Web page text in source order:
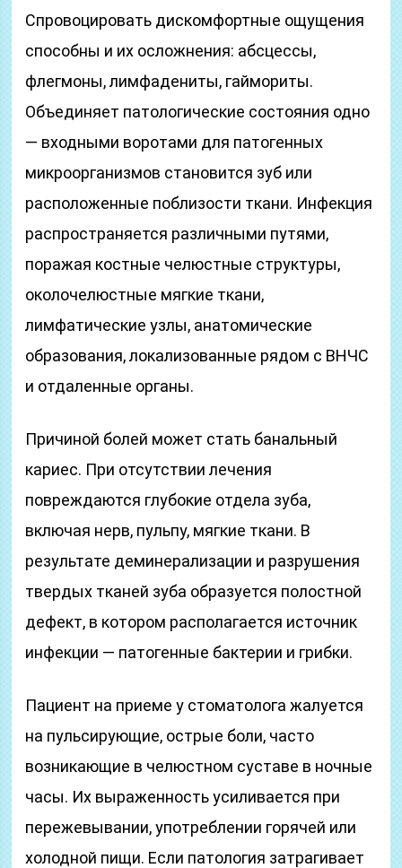
Спровоцировать дискомфортные ощущения
способны и их осложнения: абсцессы,
флегмоны, лимфадениты, гаймориты.
Объединяет патологические состояния одно
— входными воротами для патогенных
микроорганизмов становится зуб или
расположенные поблизости ткани. Инфекция
распространяется различными путями,
поражая костные челюстные структуры,
околочелюстные мягкие ткани,
лимфатические узлы, анатомические
образования, локализованные рядом с ВНЧС
и отдаленные органы.
Причиной болей может стать банальный
кариес. При отсутствии лечения
повреждаются глубокие отдела зуба,
включая нерв, пульпу, мягкие ткани. В
результате деминерализации и разрушения
твердых тканей зуба образуется полостной
дефект, в котором располагается источник
инфекции — патогенные бактерии и грибки.
Пациент на приеме у стоматолога жалуется
на пульсирующие, острые боли, часто
возникающие в челюстном суставе в ночные
часы. Их выраженность усиливается при
пережевывании, употреблении горячей или
холодной пищи. Если патология затрагивает